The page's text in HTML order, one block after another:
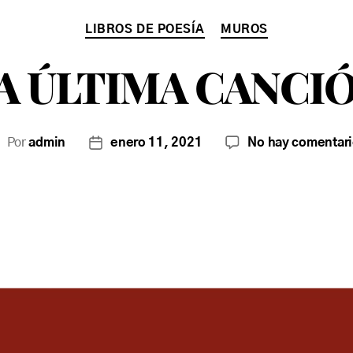
LIBROS DE POESÍA MUROS
ÚLTIMA
Poradmin enero 11, 2021 No hay